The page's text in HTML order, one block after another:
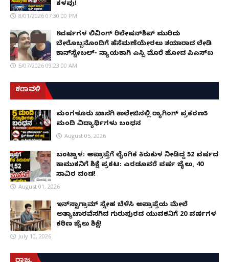
ಕಳವು!
8/01/2026 07:30:00 PM
8ವರ್ಷಗಳ ಲಿವಿಂಗ್‌ ರಿಲೇಷನ್‌ಶಿಪ್ ಮುರಿದು
ಬೇರೊಬ್ಬನೊಂದಿಗೆ ಹೆಸೆಮಣೆಯೇರಲು ತಯಾರಾದ ಲೇಡಿ
ಕಾನ್‌ಸ್ಟೇಬಲ್- ನ್ಯಾಯಕ್ಕಾಗಿ ಎಸ್ಪಿ ಮೊರೆ ಹೋದ ಪಿಎಸ್ಐ
5/07/2026 09:23:00 AM
ಕರಾವಳಿ
ಮಂಗಳೂರು ಖಾಸಗಿ ಕಾಲೇಜಿನಲ್ಲಿ ರ‌್ಯಾಗಿಂಗ್ ಪ್ರಕರಣ5
ಮಂದಿ ವಿದ್ಯಾರ್ಥಿಗಳು ಬಂಧನ
August 05, 2026
ಬಂಟ್ವಾಳ: ಅಪ್ರಾಪ್ತೆಗೆ ಲೈಂಗಿಕ ಕಿರುಕುಳ ನೀಡಿದ್ದ 52 ವರ್ಷದ
ಕಾಮುಕನಿಗೆ ಶಿಕ್ಷೆ ಪ್ರಕಟ: ಎರಡೂವರೆ ವರ್ಷ ಜೈಲು, ₹40
ಸಾವಿರ ದಂಡ!
August 01, 2026
ಇನ್‌ಸ್ಟಾಗ್ರಾಮ್ ಸ್ನೇಹ ಬೆಳೆಸಿ ಅಪ್ರಾಪ್ತೆಯ ಮೇಲೆ
ಅತ್ಯಾಚಾರವೆಸಗಿದ ಗುರುಪುರದ ಯುವಕನಿಗೆ 20 ವರ್ಷಗಳ
ಕಠಿಣ ಜೈಲು ಶಿಕ್ಷೆ!
July 10, 2026